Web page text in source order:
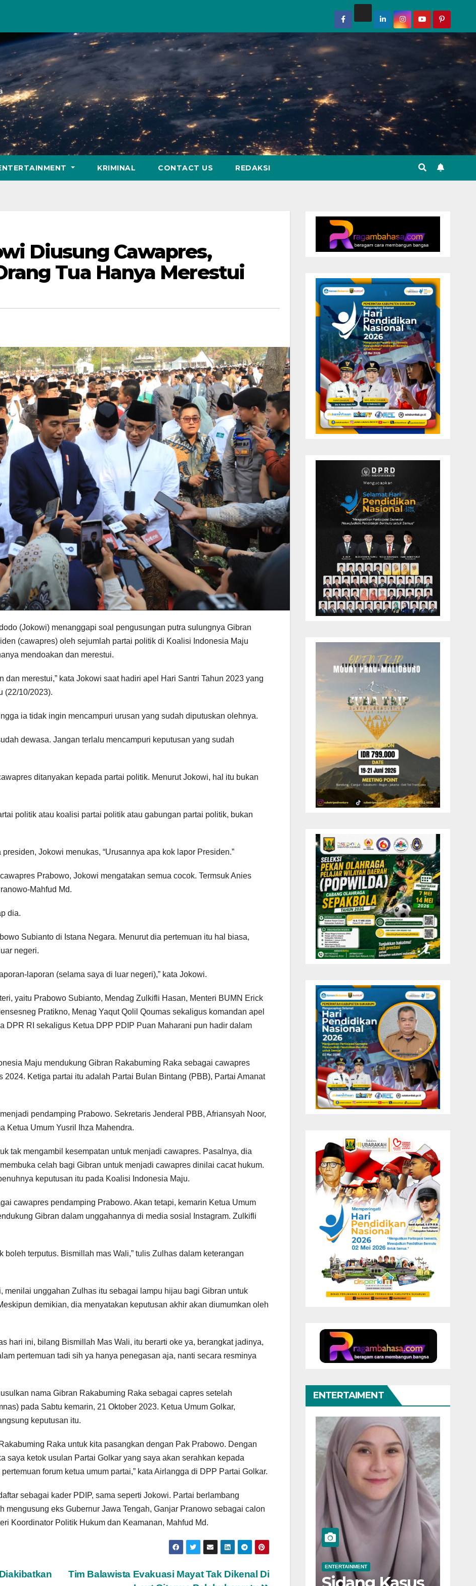
KRIMINAL CONTACT US REDAKSI
Diusung Cawapres,
Tua Hanya Merestui
(Jokowi) menanggapi soal pengusungan putra sulungnya Gibran
(cawapres) oleh sejumlah partai politik di Koalisi Indonesia Maju
mendoakan dan merestui.
dan merestui,” kata Jokowi saat hadiri apel Hari Santri Tahun 2023 yang
(22/10/2023).
ia tidak ingin mencampuri urusan yang sudah diputuskan olehnya.
dewasa. Jangan terlalu mencampuri keputusan yang sudah
ditanyakan kepada partai politik. Menurut Jokowi, hal itu bukan
politik atau koalisi partai politik atau gabungan partai politik, bukan
Jokowi menukas, “Urusannya apa kok lapor Presiden.”
Prabowo, Jokowi mengatakan semua cocok. Termsuk Anies
Mahfud Md.
dia.
Subianto di Istana Negara. Menurut dia pertemuan itu hal biasa,
negeri.
laporan (selama saya di luar negeri),” kata Jokowi.
yaitu Prabowo Subianto, Mendag Zulkifli Hasan, Menteri BUMN Erick
Pratikno, Menag Yaqut Qolil Qoumas sekaligus komandan apel
DPR RI sekaligus Ketua DPP PDIP Puan Maharani pun hadir dalam
Maju mendukung Gibran Rakabuming Raka sebagai cawapres
Ketiga partai itu adalah Partai Bulan Bintang (PBB), Partai Amanat
pendamping Prabowo. Sekretaris Jenderal PBB, Afriansyah Noor,
Ketua Umum Yusril Ihza Mahendra.
tak mengambil kesempatan untuk menjadi cawapres. Pasalnya, dia
celah bagi Gibran untuk menjadi cawapres dinilai cacat hukum.
keputusan itu pada Koalisi Indonesia Maju.
cawapres pendamping Prabowo. Akan tetapi, kemarin Ketua Umum
Gibran dalam unggahannya di media sosial Instagram. Zulkifli
boleh terputus. Bismillah mas Wali,” tulis Zulhas dalam keterangan
menilai unggahan Zulhas itu sebagai lampu hijau bagi Gibran untuk
demikian, dia menyatakan keputusan akhir akan diumumkan oleh
hari ini, bilang Bismillah Mas Wali, itu berarti oke ya, berangkat jadinya,
pertemuan tadi sih ya hanya penegasan aja, nanti secara resminya
nama Gibran Rakabuming Raka sebagai capres setelah
pada Sabtu kemarin, 21 Oktober 2023. Ketua Umum Golkar,
keputusan itu.
Raka untuk kita pasangkan dengan Pak Prabowo. Dengan
saya ketok usulan Partai Golkar yang saya akan serahkan kepada
forum ketua umum partai,” kata Airlangga di DPP Partai Golkar.
sebagai kader PDIP, sama seperti Jokowi. Partai berlambang
mengusung eks Gubernur Jawa Tengah, Ganjar Pranowo sebagai calon
Koordinator Politik Hukum dan Keamanan, Mahfud Md.
Tim Balawista Evakuasi Mayat Tak Dikenal Di
ENTERTAIMENT
BERITA ENTERTAINMENT